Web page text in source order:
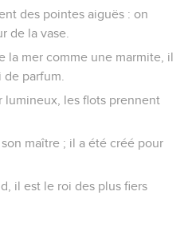
des pointes aiguës : on
de la vase.
la mer comme une marmite, il
parfum.
lumineux, les flots prennent
maître ; il a été créé pour
il est le roi des plus fiers